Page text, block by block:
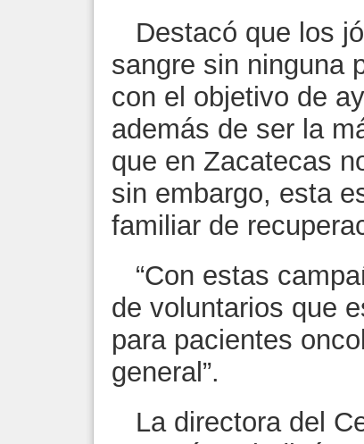
Destacó que los
sangre sin ninguna
con el objetivo de
además de ser la
que en Zacatecas
sin embargo, esta
familiar de
“Con estas
de voluntarios que
para pacientes
general”.
La directora del